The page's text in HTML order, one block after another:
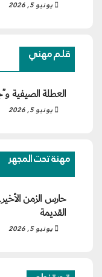
يونيو 5, 2026
قلم مهني
العطلة الصيفية
يونيو 5, 2026
مهنة تحت المجهر
حارس الزمن
القديمة
يونيو 5, 2026